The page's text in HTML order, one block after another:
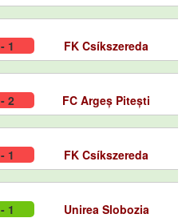
1 FK Csíkszereda
2 FC Argeș Pitești
1 FK Csíkszereda
1 Unirea Slobozia